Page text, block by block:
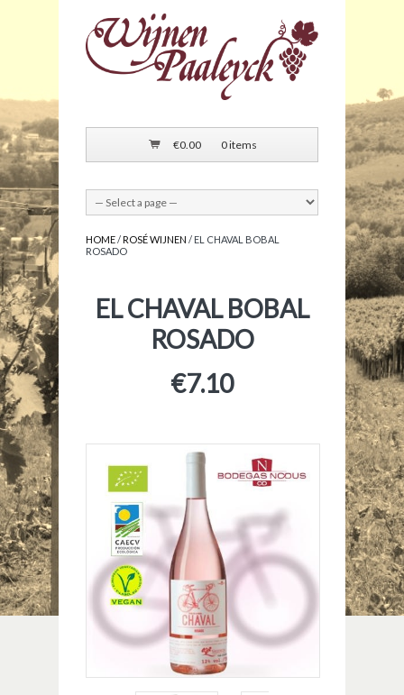
€0.00 0 items
HOME/ ROSÉ WIJNEN / EL CHAVAL BOBAL
ROSADO
EL CHAVAL BOBAL
ROSADO
€7.10